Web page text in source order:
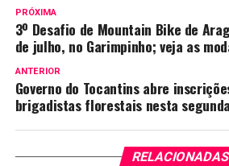
PRÓXIMA
3º Desafio de Mountain Bike de
de julho, no Garimpinho; veja as
ANTERIOR
Governo do Tocantins abre
brigadistas florestais nesta
RELACIONADAS